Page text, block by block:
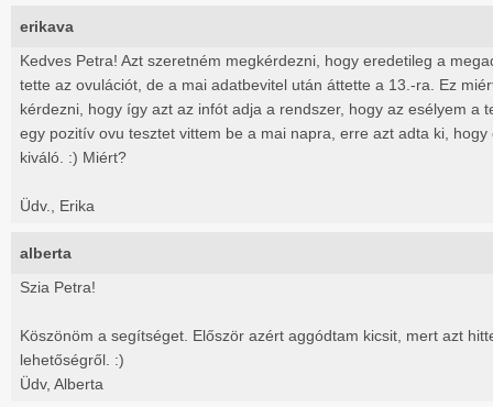
erikava
Kedves Petra! Azt szeretném megkérdezni, hogy eredetileg a
tette az ovulációt, de a mai adatbevitel után áttette a 13.-ra. Ez
kérdezni, hogy így azt az infót adja a rendszer, hogy az esélyem a
egy pozitív ovu tesztet vittem be a mai napra, erre azt adta ki,
kiváló. :) Miért?
Üdv., Erika
alberta
Szia Petra!
Köszönöm a segítséget. Először azért aggódtam kicsit, mert azt
lehetőségről. :)
Üdv, Alberta